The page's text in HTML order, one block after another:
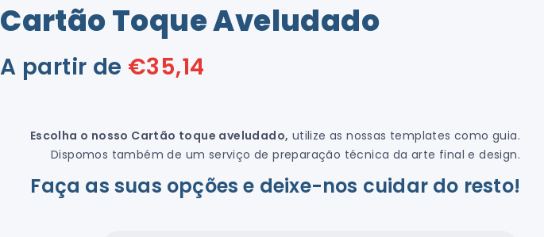
Cartão Toque Aveludado
A partir de €35,14
Escolha o nosso Cartão toque aveludado, utilize as nossas templates como guia.
Dispomos também de um serviço de preparação técnica da arte final e design.
Faça as suas opções e deixe-nos cuidar do resto!